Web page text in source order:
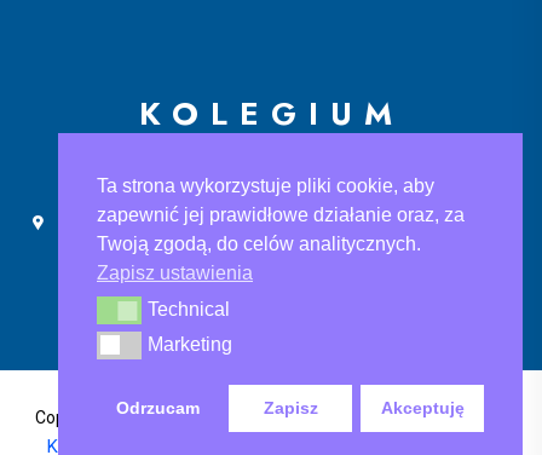
KOLEGIUM
Ślusarska 9, 30-710 Kraków
sekretariat@ke.edu.pl
+48 733 883 121
Copyright@2024 Kolegium Europejskie Polityka Prywatności
Klauzula informacyjna
Ta strona wykorzystuje pliki cookie, aby
zapewnić jej prawidłowe działanie oraz, za
Twoją zgodą, do celów analitycznych.
Zapisz ustawienia
TechnicalTechnical
MarketingMarketing
Odrzucam Zapisz Akceptuję